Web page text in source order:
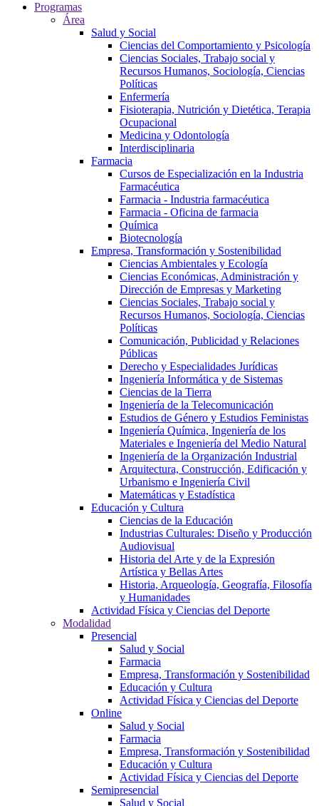
Programas
Área
Salud y Social
Ciencias del Comportamiento y Psicología
Ciencias Sociales, Trabajo social y
Recursos Humanos, Sociología, Ciencias
Políticas
Enfermería
Fisioterapia, Nutrición y Dietética, Terapia
Ocupacional
Medicina y Odontología
Interdisciplinaria
Farmacia
Cursos de Especialización en la Industria
Farmacéutica
Farmacia - Industria farmacéutica
Farmacia - Oficina de farmacia
Química
Biotecnología
Empresa, Transformación y Sostenibilidad
Ciencias Ambientales y Ecología
Ciencias Económicas, Administración y
Dirección de Empresas y Marketing
Ciencias Sociales, Trabajo social y
Recursos Humanos, Sociología, Ciencias
Políticas
Comunicación, Publicidad y Relaciones
Públicas
Derecho y Especialidades Jurídicas
Ingeniería Informática y de Sistemas
Ciencias de la Tierra
Ingeniería de la Telecomunicación
Estudios de Género y Estudios Feministas
Ingeniería Química, Ingeniería de los
Materiales e Ingeniería del Medio Natural
Ingeniería de la Organización Industrial
Arquitectura, Construcción, Edificación y
Urbanismo e Ingeniería Civil
Matemáticas y Estadística
Educación y Cultura
Ciencias de la Educación
Industrias Culturales: Diseño y Producción
Audiovisual
Historia del Arte y de la Expresión
Artística y Bellas Artes
Historia, Arqueología, Geografía, Filosofía
y Humanidades
Actividad Física y Ciencias del Deporte
Modalidad
Presencial
Salud y Social
Farmacia
Empresa, Transformación y Sostenibilidad
Educación y Cultura
Actividad Física y Ciencias del Deporte
Online
Salud y Social
Farmacia
Empresa, Transformación y Sostenibilidad
Educación y Cultura
Actividad Física y Ciencias del Deporte
Semipresencial
Salud y Social